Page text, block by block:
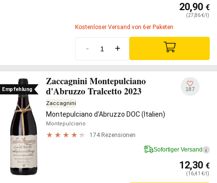
20,90 €
(27,86 €/l)
Kostenloser Versand von 6er Paketen
- +
Empfehlung
Zaccagnini Montepulciano
d'Abruzzo Tralcetto 2023
Zaccagnini
Montepulciano d'Abruzzo DOC (Italien)
Montepulciano
174 Rezensionen
187
Sofortiger Versand i
12,30 €
(16,41 €/l)